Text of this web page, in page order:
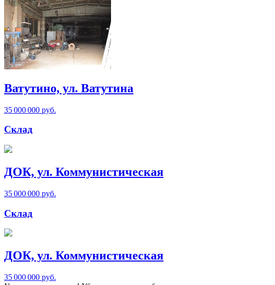
Ватутино, ул. Ватутина
35 000 000 руб.
Склад
ДОК, ул. Коммунистическая
35 000 000 руб.
Склад
ДОК, ул. Коммунистическая
35 000 000 руб.